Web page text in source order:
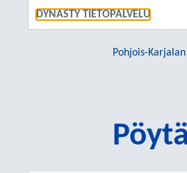
DYNASTY TIETOPALVELU
Pohjois-